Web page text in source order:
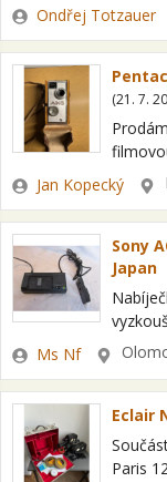
Zadavatel
Ondřej Totzauer
(21. 7.
po
Zadavatel
Jan Kopecký
Sony
Japan
platbě
Zadavatel
Ms Nf Lokalita
Eclair
Paris